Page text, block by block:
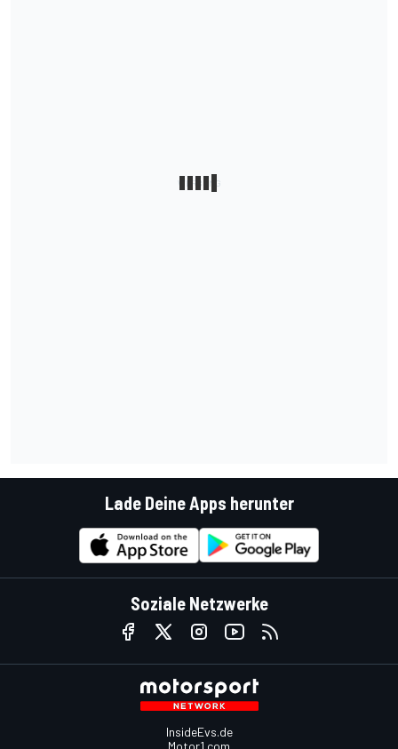
Lade Deine Apps herunter
Soziale Netzwerke
InsideEvs.de
Motor1.com